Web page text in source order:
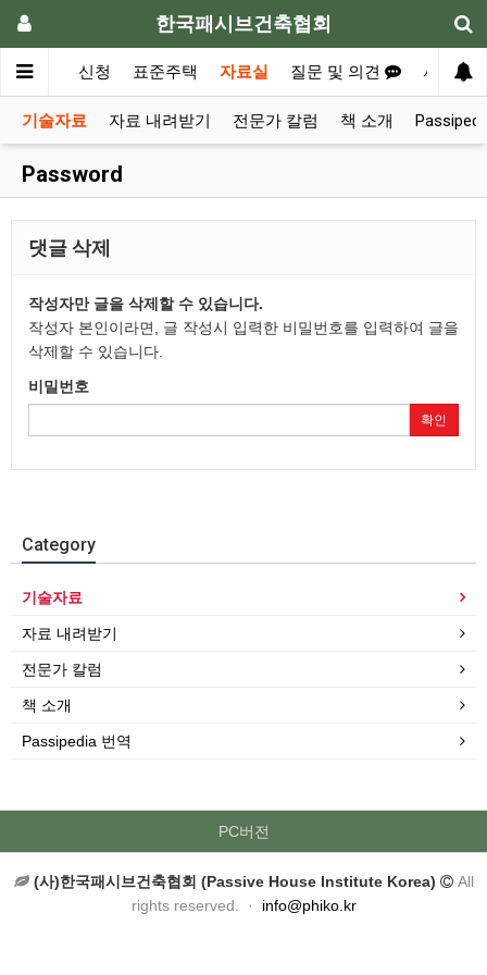
한국패시브건축협회
공지 신청 표준주택 자료실 질문 및 의견 사례집
기술자료 자료 내려받기 전문가 칼럼 책 소개
Password
댓글 삭제
작성자만 글을 삭제할 수 있습니다.
작성자 본인이라면, 글 작성시 입력한 비밀번호를 입력하여 글을
삭제할 수 있습니다.
비밀번호
확인
Category
기술자료
자료 내려받기
전문가 칼럼
책 소개
Passipedia 번역
PC버전
(사)한국패시브건축협회 (Passive House Institute Korea)
All
rights reserved. · info@phiko.kr